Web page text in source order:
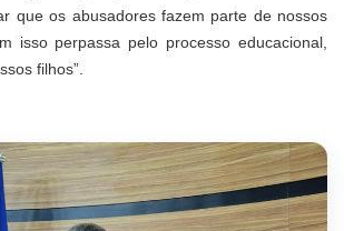
que os abusadores fazem parte de nossos
isso perpassa pelo processo educacional,
filhos”.